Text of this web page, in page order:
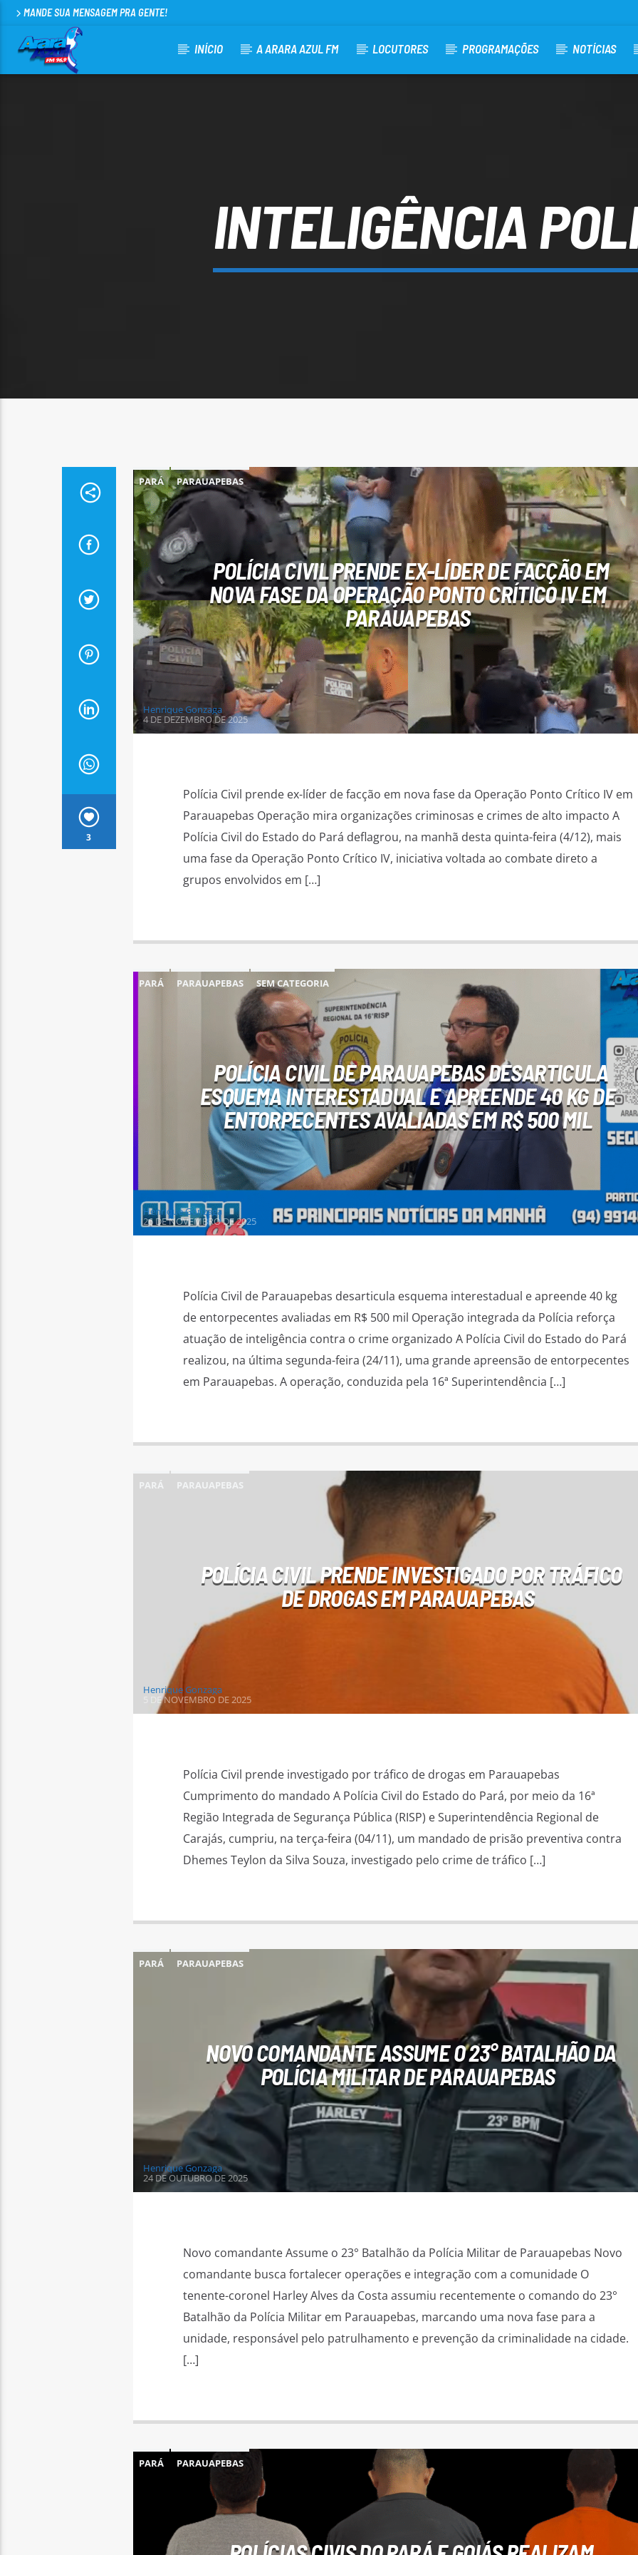
MANDE SUA MENSAGEM PRA GENTE!
INÍCIO A ARARA AZUL FM LOCUTORES PROGRAMAÇÕES NOTÍCIAS
INTELIGÊNCIA
3
PARÁ PARAUAPEBAS
POLÍCIA CIVIL PRENDE EX-LÍDER DE FACÇÃO EM
NOVA FASE DA OPERAÇÃO PONTO CRÍTICO IV EM
PARAUAPEBAS
Henrique Gonzaga
4 DE DEZEMBRO DE 2025
Polícia Civil prende ex-líder de facção em nova fase da Operação Ponto Crítico IV em
Parauapebas Operação mira organizações criminosas e crimes de alto impacto A
Polícia Civil do Estado do Pará deflagrou, na manhã desta quinta-feira (4/12), mais
uma fase da Operação Ponto Crítico IV, iniciativa voltada ao combate direto a
grupos envolvidos em […]
PARÁ PARAUAPEBAS SEM CATEGORIA
POLÍCIA CIVIL DE PARAUAPEBAS DESARTICULA
ESQUEMA INTERESTADUAL E APREENDE 40 KG DE
ENTORPECENTES AVALIADAS EM R$ 500 MIL
Henrique Gonzaga
26 DE NOVEMBRO DE 2025
Polícia Civil de Parauapebas desarticula esquema interestadual e apreende 40 kg
de entorpecentes avaliadas em R$ 500 mil Operação integrada da Polícia reforça
atuação de inteligência contra o crime organizado A Polícia Civil do Estado do Pará
realizou, na última segunda-feira (24/11), uma grande apreensão de entorpecentes
em Parauapebas. A operação, conduzida pela 16ª Superintendência […]
PARÁ PARAUAPEBAS
POLÍCIA CIVIL PRENDE INVESTIGADO POR TRÁFICO
DE DROGAS EM PARAUAPEBAS
Henrique Gonzaga
5 DE NOVEMBRO DE 2025
Polícia Civil prende investigado por tráfico de drogas em Parauapebas
Cumprimento do mandado A Polícia Civil do Estado do Pará, por meio da 16ª
Região Integrada de Segurança Pública (RISP) e Superintendência Regional de
Carajás, cumpriu, na terça-feira (04/11), um mandado de prisão preventiva contra
Dhemes Teylon da Silva Souza, investigado pelo crime de tráfico […]
PARÁ PARAUAPEBAS
NOVO COMANDANTE ASSUME O 23° BATALHÃO DA
POLÍCIA MILITAR DE PARAUAPEBAS
Henrique Gonzaga
24 DE OUTUBRO DE 2025
Novo comandante Assume o 23° Batalhão da Polícia Militar de Parauapebas Novo
comandante busca fortalecer operações e integração com a comunidade O
tenente-coronel Harley Alves da Costa assumiu recentemente o comando do 23°
Batalhão da Polícia Militar em Parauapebas, marcando uma nova fase para a
unidade, responsável pelo patrulhamento e prevenção da criminalidade na cidade.
[…]
PARÁ PARAUAPEBAS